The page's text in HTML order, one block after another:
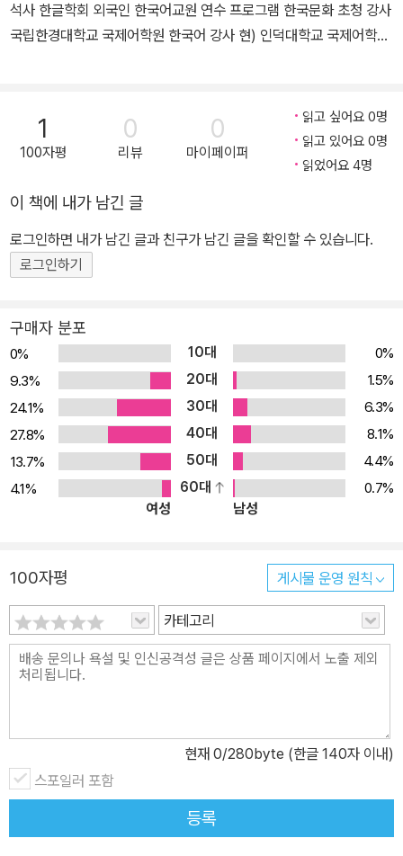
석사 한글학회 외국인 한국어교원 연수 프로그램 한국문화 초청 강사
국립한경대학교 국제어학원 한국어 강사 현) 인덕대학교 국제어학원
학원 외국인을 위한 한국어교육 석사 지오스 외국어 학원 한국어 강
사 현) 한양대학교 국제어학원 한국어 강사 현) 한국국제교류재단 문
박사 과정 현) 법무부 사회통합프로그램 기본소양평가 구술시험관
현) 가톨릭대학교 한국어교육센터 결혼이민자 한국어교실 교사 현)
한국국제교류재단 문화센터 한국어교실 교사 이순정 경희대학교 교
센터 한국어교실 교사 여윤희 서울대학교 국어교육과 한국어교육 석
사 수료 현) 국민대학교 국제교육원 한국어 강사 현) 한국국제교류재
단 문화센터 한국어교실 교사 최진옥 한국외국어대학교 국제지역대
학원 한국학과 박사 수료 현) 한국국제교류재단 문화센터 한국어교실
교사 박성혜 한국방송통신대학교 영문학과 졸업 한국방송통신대학교
한국어교원양성과정 이수 (한국어교원 3급) 현) 한국국제교류재단
문화센터 한국어교실 교사 신아랑 한성대학교 한국어문학과 한국어
교육 박사과정 현) 한성대학교 언어교육원 한국어 강사 현) 한국국제
인을 위한 한국어 교육 강사 현) 한림대학교 국제교육원 한국어 강사
현) 한국국제교류재단 문화센터 한국어교실 교사
1
100자평
0
리뷰
0
마이페이퍼
읽고 싶어요 0명
읽고 있어요 0명
읽었어요 4명
이 책에 내가 남긴 글
로그인하면 내가 남긴 글과 친구가 남긴 글을 확인할 수 있습니다.
로그인하기
구매자 분포
0% 10대
0%
9.3%
20대
1.5%
24.1%
30대
6.3%
27.8%
40대
8.1%
13.7%
50대
4.4%
4.1%
60대
0.7%
여성
남성
100자평 게시물 운영 원칙
카테고리
현재 0/280byte (한글 140자 이내)
스포일러 포함
등록